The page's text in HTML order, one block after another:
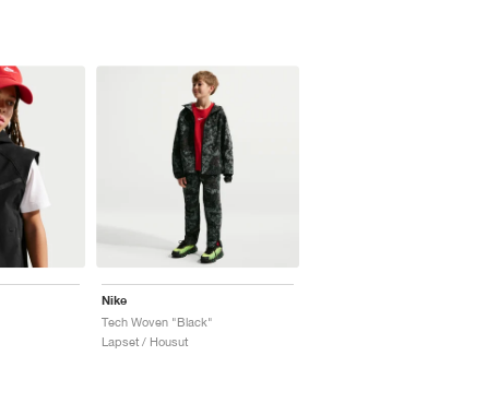
Nike
Tech Woven "Black"
Lapset / Housut